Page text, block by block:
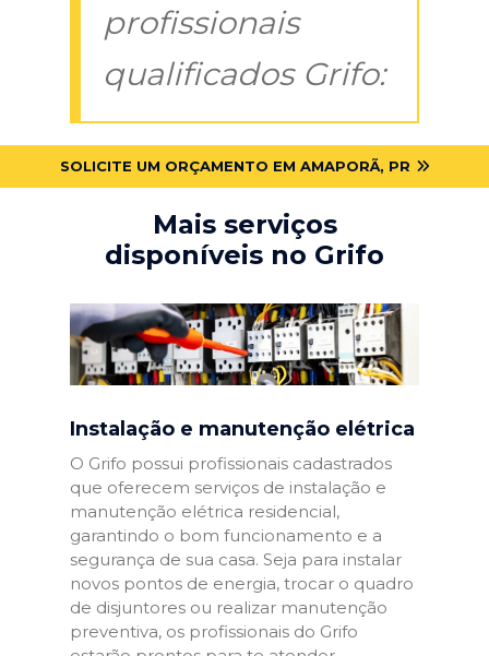
profissionais
qualificados Grifo:
SOLICITE UM ORÇAMENTO EM AMAPORÃ, PR
Mais serviços
disponíveis no Grifo
Instalação e manutenção elétrica
O Grifo possui profissionais cadastrados
que oferecem serviços de instalação e
manutenção elétrica residencial,
garantindo o bom funcionamento e a
segurança de sua casa. Seja para instalar
novos pontos de energia, trocar o quadro
de disjuntores ou realizar manutenção
preventiva, os profissionais do Grifo